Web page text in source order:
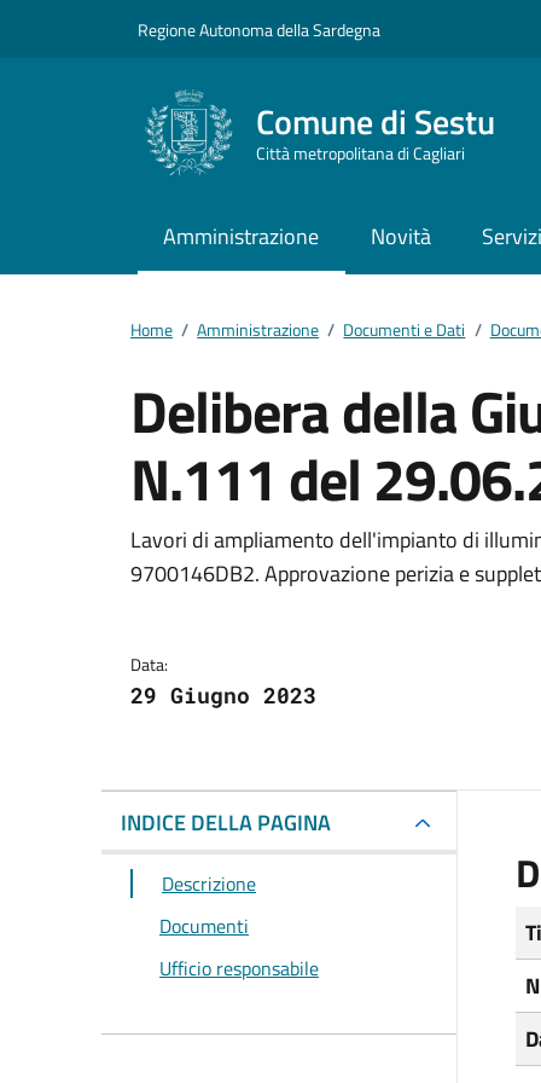
Regione Autonoma della Sardegna
Comune di Sestu
Città metropolitana di Cagliari
Amministrazione Novità Servizi
Home / Amministrazione / Documenti e Dati /
Delibera della
N.111 del
Dettagli del
Lavori di ampliamento dell'impianto di
9700146DB2. Approvazione perizia e
Data:
29 Giugno 2023
INDICE DELLA PAGINA
Descrizione
Documenti
Ufficio responsabile